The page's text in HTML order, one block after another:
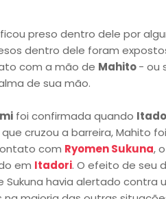
ficou preso dentro dele por
dentro dele foram
com a mão de Mahito- ou
de sua mão.
foi confirmada quando
que cruzou a barreira, Mahito
com Ryomen Sukuna,
em Itadori. O efeito de seu
Sukuna havia alertado contra